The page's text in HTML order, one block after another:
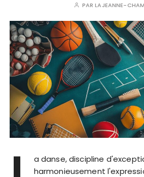
PARLAJEANNE-
a danse, discipline
harmonieusement